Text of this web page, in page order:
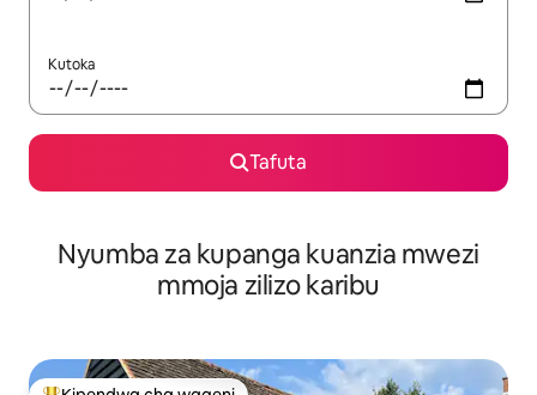
Kutoka
Tafuta
Nyumba za kupanga kuanzia mwezi
mmoja zilizo karibu